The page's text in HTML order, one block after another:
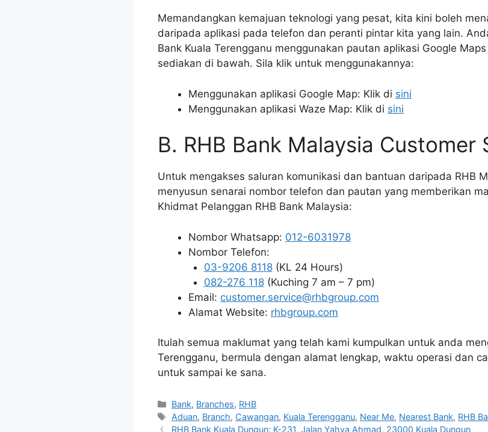
Memandangkan kemajuan teknologi yang pesat, kita kini boleh
daripada aplikasi pada telefon dan peranti pintar kita yang lain.
Bank Kuala Terengganu menggunakan pautan aplikasi Google
sediakan di bawah. Sila klik untuk menggunakannya:
Menggunakan aplikasi Google Map: Klik di sini
Menggunakan aplikasi Waze Map: Klik di sini
B. RHB Bank Malaysia Customer
Untuk mengakses saluran komunikasi dan bantuan daripada RHB
menyusun senarai nombor telefon dan pautan yang memberikan
Khidmat Pelanggan RHB Bank Malaysia:
Nombor Whatsapp: 012-6031978
Nombor Telefon:
03-9206 8118(KL 24 Hours)
082-276 118(Kuching 7 am – 7 pm)
Email: customer.service@rhbgroup.com
Alamat Website: rhbgroup.com
Itulah semua maklumat yang telah kami kumpulkan untuk anda
Terengganu, bermula dengan alamat lengkap, waktu operasi dan
untuk sampai ke sana.
Categories
Bank, Branches, RHB
Tags
Aduan, Branch, Cawangan, Kuala Terengganu, Near Me, Nearest Bank, RHB
RHB Bank Kuala Dungun: K-231, Jalan Yahya Ahmad, 23000 Kuala Dungun